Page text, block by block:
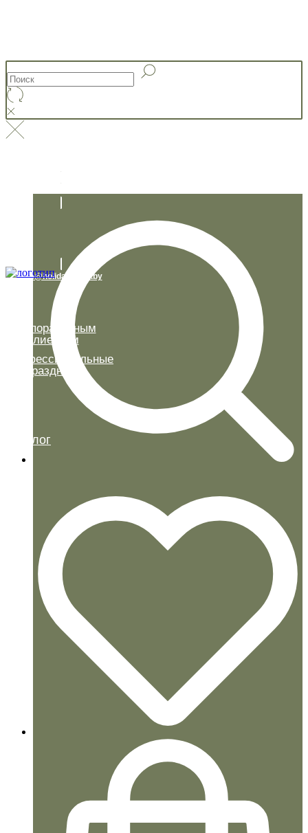
info@holidaystory.by
Корпоративным
клиентам
Профессиональные
праздники
Каталог